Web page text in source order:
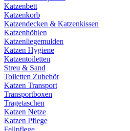
Katzenbett
Katzenkorb
Katzendecken & Katzenkissen
Katzenhöhlen
Katzenliegemulden
Katzen Hygiene
Katzentoiletten
Streu & Sand
Toiletten Zubehör
Katzen Transport
Transportboxen
Tragetaschen
Katzen Netze
Katzen Pflege
Fellpflege